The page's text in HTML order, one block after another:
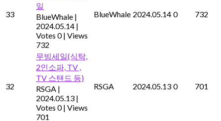
33
일
BlueWhale |
2024.05.14 |
Votes 0 | Views
732
BlueWhale 2024.05.14 0 732
32
무빙세일(식탁,
2인소파, TV ,
TV 스탠드 등)
RSGA |
2024.05.13 |
Votes 0 | Views
701
RSGA 2024.05.13 0 701